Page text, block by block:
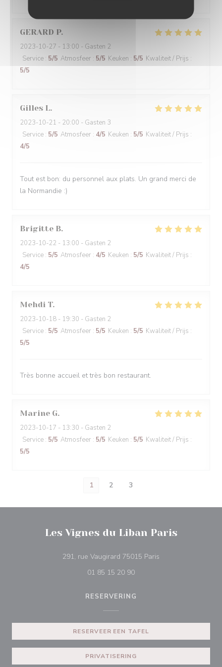
GERARD P
2023-10-27 - 13:00 - Gasten 2
Service : 5/5 Atmosfeer : 5/5 Keuken : 5/5 Kwaliteit / Prijs :
5/5
Gilles L
2023-10-21 - 20:00 - Gasten 3
Service : 5/5 Atmosfeer : 4/5 Keuken : 5/5 Kwaliteit / Prijs :
4/5
Tout est bon: du personnel aux plats. Un grand merci de
la Normandie :)
Brigitte B
2023-10-22 - 13:00 - Gasten 2
Service : 5/5 Atmosfeer : 4/5 Keuken : 5/5 Kwaliteit / Prijs :
4/5
Mehdi T
2023-10-18 - 19:30 - Gasten 2
Service : 5/5 Atmosfeer : 5/5 Keuken : 5/5 Kwaliteit / Prijs :
5/5
Très bonne accueil et très bon restaurant.
Marine G
2023-10-17 - 13:30 - Gasten 2
Service : 5/5 Atmosfeer : 5/5 Keuken : 5/5 Kwaliteit / Prijs :
5/5
1 2 3
Les Vignes du Liban Paris
291, rue Vaugirard 75015 Paris
01 85 15 20 90
RESERVERING
RESERVEER EEN TAFEL
PRIVATISERING